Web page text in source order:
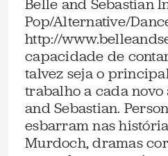
Belle and Sebastian
Pop/Alternative/
http://
capacidade de
talvez seja o
trabalho a cada
and Sebastian.
esbarram nas
Murdoch, dramas